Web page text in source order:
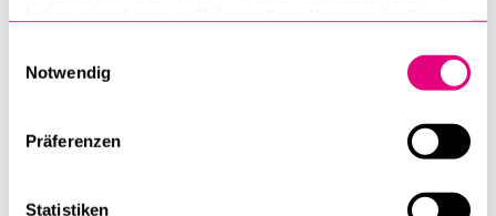
Notwendig
Präferenzen
Statistiken
Forschungszentren für «Digitale Innovation» sowie
Forschung im Fokus
Den Schwerpunkt des Jahresberichts stellt wiederum eine